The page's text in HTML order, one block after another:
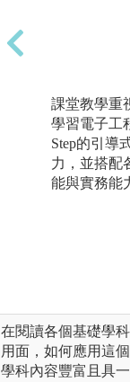
多元學習場域：片
室、5G通訊實驗
業實習機會，銜接
向）或直接進入半
圖解:實驗與多元學
課堂教學重
學習電子工
Step的引導
力，並搭配
能與實務能
在閱讀各個基礎學
用面，如何應用這
學科內容豐富且具